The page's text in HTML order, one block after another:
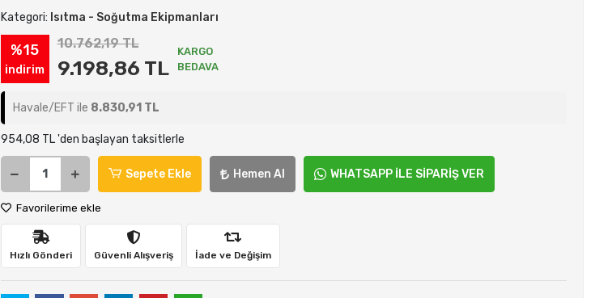
Kategori: Isıtma - Soğutma Ekipmanları
%15
indirim
10.762,19 TL
9.198,86 TL
KARGO
BEDAVA
Havale/EFT ile 8.830,91 TL
954,08 TL 'den başlayan taksitlerle
Sepete Ekle Hemen Al WHATSAPP İLE SİPARİŞ VER
Favorilerime ekle
Hızlı Gönderi Güvenli Alışveriş İade ve Değişim